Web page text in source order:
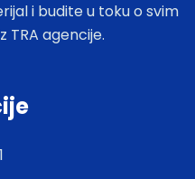
i budite u toku o svim
agencije.